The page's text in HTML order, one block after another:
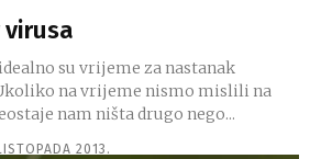
su vrijeme za nastanak
na vrijeme nismo mislili na
nam ništa drugo nego...
2013.